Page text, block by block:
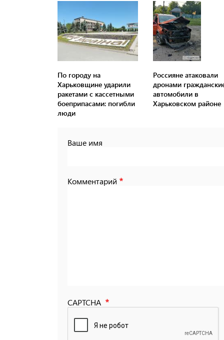
По городу на
Харьковщине ударили
ракетами с кассетными
боеприпасами: погибли
люди
Россияне атаковали
дронами
автомобили в
Харьковском районе
Ваше имя
Комментарий
CAPTCHA